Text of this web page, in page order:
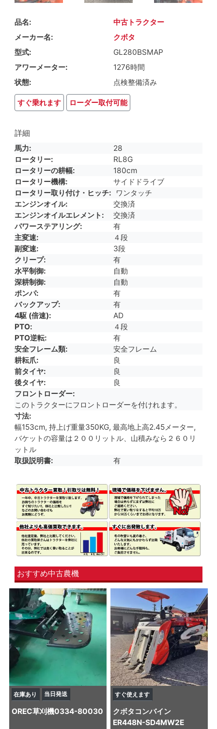
品名
中古トラクター
メーカー名
クボタ
型式
GL280BSMAP
アワーメーター
1276時間
状態
点検整備済み
すぐ乗れます ローダー取付可能
詳細
馬力
28
ロータリー
RL8G
ロータリーの耕幅
180cm
ロータリー機構
サイドドライブ
ロータリー取り付け・ヒッチ
ワンタッチ
エンジンオイル
交換済
エンジンオイルエレメント
交換済
パワーステアリング
有
主変速
４段
副変速
3段
クリープ
有
水平制御
自動
深耕制御
自動
ポンパ
有
バックアップ
有
4駆 (倍速)
AD
PTO
４段
PTO逆転
有
安全フレーム類
安全フレーム
耕耘爪
良
前タイヤ
良
後タイヤ
良
フロントローダー
このトラクターにフロントローダーを付けれます。
寸法
幅153cm, 持上げ重量350KG, 最高地上高2.45メーター,
バケットの容量は２００リットル、山積みなら２６０リ
ットル
取扱説明書
有
おすすめ中古農機
在庫あり 当日発送
OREC草刈機0334-80030
すぐ使えます
クボタ コンバイン
ER448N-SD4MW2E